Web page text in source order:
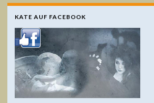
KATE AUF FACEBOOK